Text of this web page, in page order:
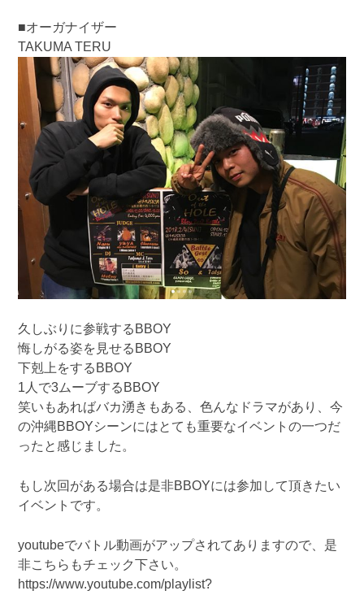
■オーガナイザー
TAKUMA TERU
久しぶりに参戦するBBOY
悔しがる姿を見せるBBOY
下剋上をするBBOY
1人で3ムーブするBBOY
笑いもあればバカ湧きもある、色んなドラマがあり、今
の沖縄BBOYシーンにはとても重要なイベントの一つだ
ったと感じました。
もし次回がある場合は是非BBOYには参加して頂きたい
イベントです。
youtubeでバトル動画がアップされてありますので、是
非こちらもチェック下さい。
https://www.youtube.com/playlist?